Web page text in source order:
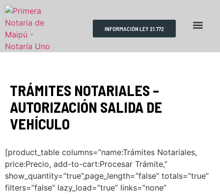
INFORMACIÓN LEY 21.772
TRÁMITES NOTARIALES –
AUTORIZACIÓN SALIDA DE
VEHÍCULO
[product_table columns=”name:Trámites Notariales,
price:Precio, add-to-cart:Procesar Trámite,”
show_quantity=”true”,page_length=”false” totals=”true”
filters=”false” lazy_load=”true” links=”none”